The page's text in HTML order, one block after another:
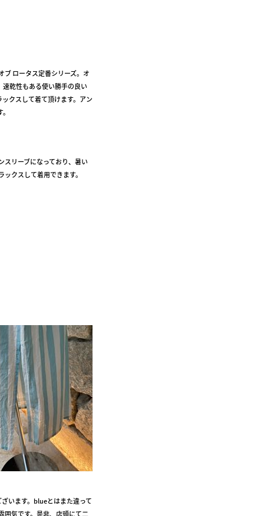
ブ ロータス定番シリーズ。オ
乾性もある使い勝手の良い
クスして着て頂けます。アン
スリーブになっており、暑い
クスして着用できます。
います。blueとはまた違って
囲気です。是非、店頭にて二